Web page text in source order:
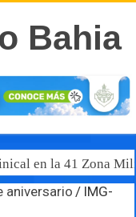
en la 41 Zona
aniversario / IMG-